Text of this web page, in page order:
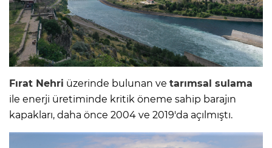
Fırat Nehri üzerinde bulunan ve tarımsal sulama
ile enerji üretiminde kritik öneme sahip barajın
kapakları, daha önce 2004 ve 2019'da açılmıştı.